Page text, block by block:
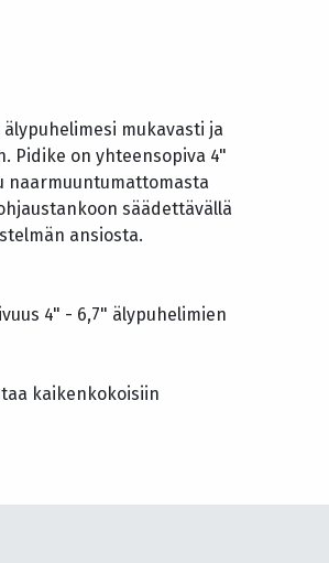
mukavasti ja
Pidike on yhteensopiva 4"
naarmuuntumattomasta
säädettävällä
ansiosta.
4" - 6,7" älypuhelimien
kaikenkokoisiin